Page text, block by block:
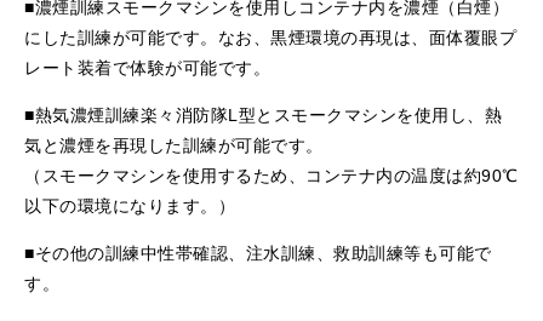
■濃煙訓練スモークマシンを使用しコンテナ内を濃煙（白煙）
にした訓練が可能です。なお、黒煙環境の再現は、面体覆眼プ
レート装着で体験が可能です。
■熱気濃煙訓練楽々消防隊L型とスモークマシンを使用し、熱
気と濃煙を再現した訓練が可能です。
（スモークマシンを使用するため、コンテナ内の温度は約90℃
以下の環境になります。）
■その他の訓練中性帯確認、注水訓練、救助訓練等も可能で
す。